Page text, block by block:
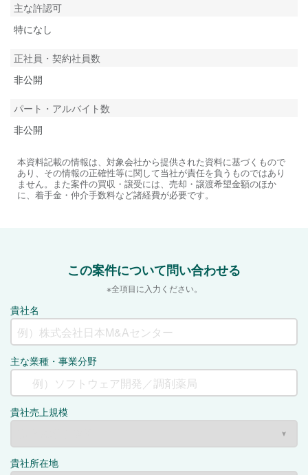
主な許認可
特になし
正社員・契約社員数
非公開
パート・アルバイト数
非公開
本資料記載の情報は、対象会社から提供された資料に基づくもので
あり、その情報の正確性等に関して当社が責任を負うものではあり
ません。また案件の買収・譲受には、売却・譲渡希望金額のほか
に、着手金・仲介手数料など諸経費が必要です。